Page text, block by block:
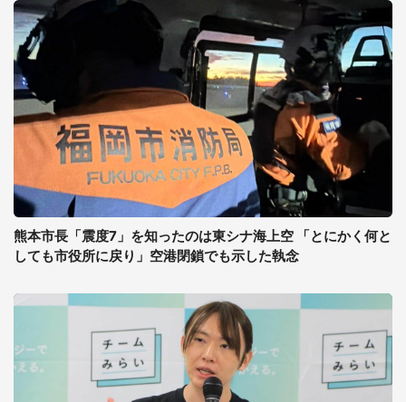
熊本市長「震度7」を知ったのは東シナ海上空 「とにかく何と
しても市役所に戻り」空港閉鎖でも示した執念